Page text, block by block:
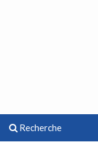
Recherche